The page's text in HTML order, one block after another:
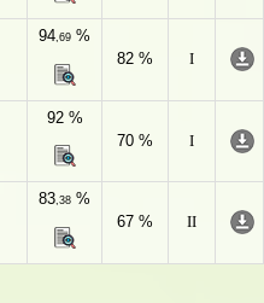
94,69 %
82 %
I
92 %
70 %
I
83,38 %
67 %
II